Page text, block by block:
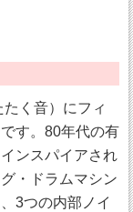
く音）にフィ
す。80年代の有
ンスパイアされ
・ドラムマシン
3つの内部ノイ